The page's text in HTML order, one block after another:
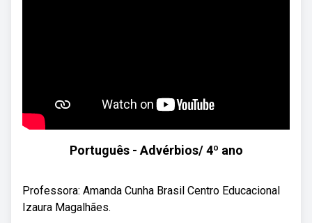
Português - Advérbios/ 4º ano
Professora: Amanda Cunha Brasil Centro Educacional
Izaura Magalhães.